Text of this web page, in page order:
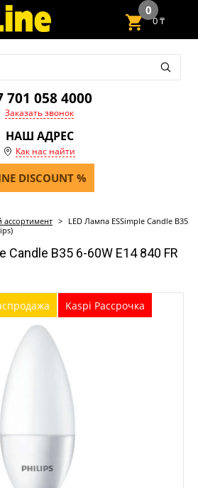
0
0₸
701 058 4000
Заказать звонок
НАШ АДРЕС
Как нас найти
DISCOUNT %
ассортимент > LED Лампа ESSimple Candle B35
Candle B35 6-60W E14 840 FR
Kaspi Рассрочка